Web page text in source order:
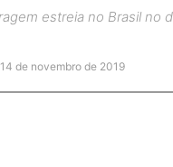
estreia no Brasil no
14 de novembro de 2019